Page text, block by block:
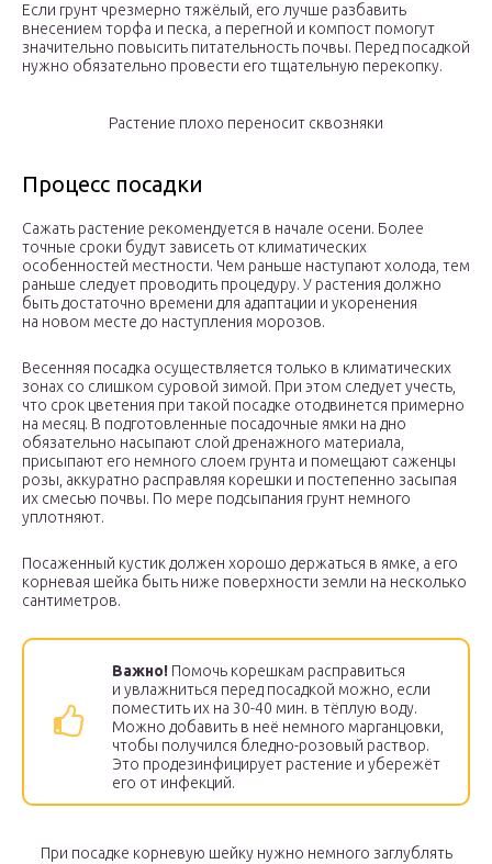
Если грунт чрезмерно тяжёлый, его лучше разбавить
внесением торфа и песка, а перегной и компост помогут
значительно повысить питательность почвы. Перед посадкой
нужно обязательно провести его тщательную перекопку.
Растение плохо переносит сквозняки
Процесс посадки
Сажать растение рекомендуется в начале осени. Более
точные сроки будут зависеть от климатических
особенностей местности. Чем раньше наступают холода, тем
раньше следует проводить процедуру. У растения должно
быть достаточно времени для адаптации и укоренения
на новом месте до наступления морозов.
Весенняя посадка осуществляется только в климатических
зонах со слишком суровой зимой. При этом следует учесть,
что срок цветения при такой посадке отодвинется примерно
на месяц. В подготовленные посадочные ямки на дно
обязательно насыпают слой дренажного материала,
присыпают его немного слоем грунта и помещают саженцы
розы, аккуратно расправляя корешки и постепенно засыпая
их смесью почвы. По мере подсыпания грунт немного
уплотняют.
Посаженный кустик должен хорошо держаться в ямке, а его
корневая шейка быть ниже поверхности земли на несколько
сантиметров.
Важно! Помочь корешкам расправиться
и увлажниться перед посадкой можно, если
поместить их на 30-40 мин. в тёплую воду.
Можно добавить в неё немного марганцовки,
чтобы получился бледно-розовый раствор.
Это продезинфицирует растение и убережёт
его от инфекций.
При посадке корневую шейку нужно немного заглублять